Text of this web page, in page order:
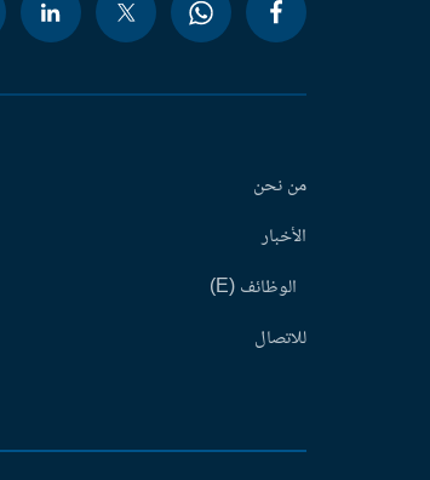
من نحن
الأخبار
الوظائف (E)
للاتصال